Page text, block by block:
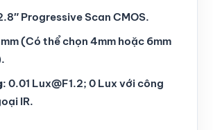
Progressive Scan CMOS.
(Có thể chọn 4mm hoặc 6mm
: 0.01 Lux@F1.2; 0 Lux với công
IR.